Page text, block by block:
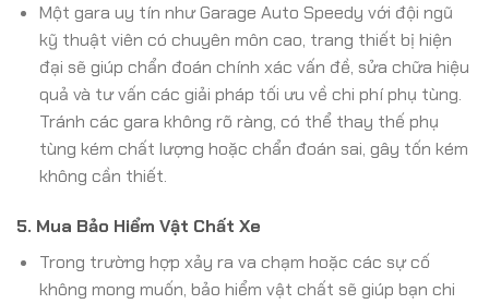
Một gara uy tín như Garage Auto Speedy với đội ngũ
kỹ thuật viên có chuyên môn cao, trang thiết bị hiện
đại sẽ giúp chẩn đoán chính xác vấn đề, sửa chữa hiệu
quả và tư vấn các giải pháp tối ưu về chi phí phụ tùng.
Tránh các gara không rõ ràng, có thể thay thế phụ
tùng kém chất lượng hoặc chẩn đoán sai, gây tốn kém
không cần thiết.
5. Mua Bảo Hiểm Vật Chất Xe
Trong trường hợp xảy ra va chạm hoặc các sự cố
không mong muốn, bảo hiểm vật chất sẽ giúp bạn chi